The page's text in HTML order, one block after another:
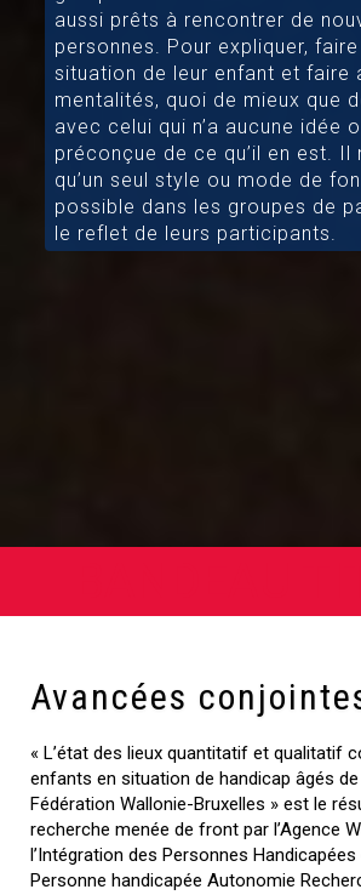
aussi prêts à rencontrer de
personnes. Pour expliquer,
situation de leur enfant et faire
mentalités, quoi de mieux que
avec celui qui n’a aucune idée
préconçue de ce qu’il en est. Il
qu’un seul style ou mode de
possible dans les groupes de
le reflet de leurs participants.
Avancées
« L’état des lieux quantitatif et qualitatif
enfants en situation de handicap âgés
Fédération Wallonie-Bruxelles » est le
recherche menée de front par l’Agence
l’Intégration des Personnes Handicapées
Personne handicapée Autonomie